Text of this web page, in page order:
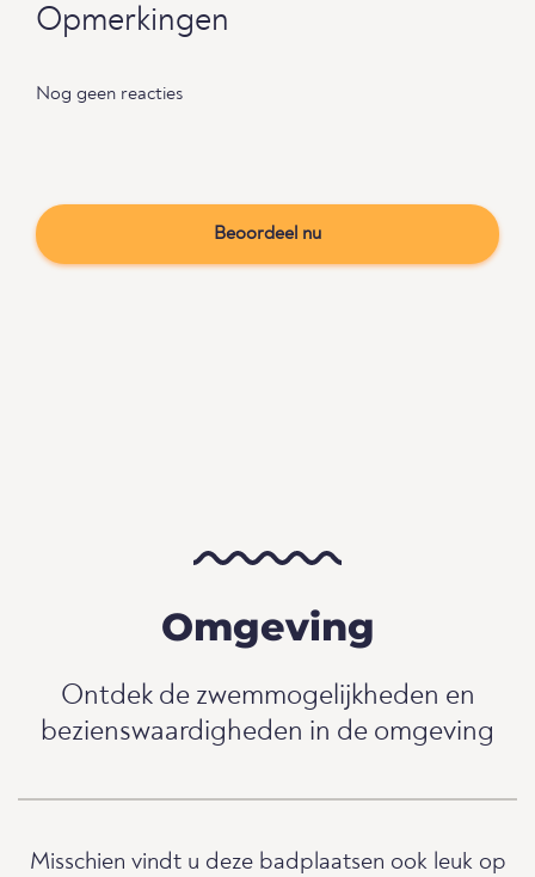
Opmerkingen
Nog geen reacties
Beoordeel nu
Omgeving
Ontdek de zwemmogelijkheden en
bezienswaardigheden in de omgeving
Misschien vindt u deze badplaatsen ook leuk op